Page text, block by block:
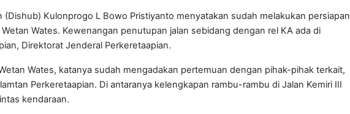
(Dishub) Kulonprogo L Bowo Pristiyanto menyatakan sudah melakukan persiapan
Wates. Kewenangan penutupan jalan sebidang dengan rel KA ada di
Direktorat Jenderal Perkeretaapian.
Wates, katanya sudah mengadakan pertemuan dengan pihak-pihak terkait,
Perkeretaapian. Di antaranya kelengkapan rambu-rambu di Jalan Kemiri III
kendaraan.